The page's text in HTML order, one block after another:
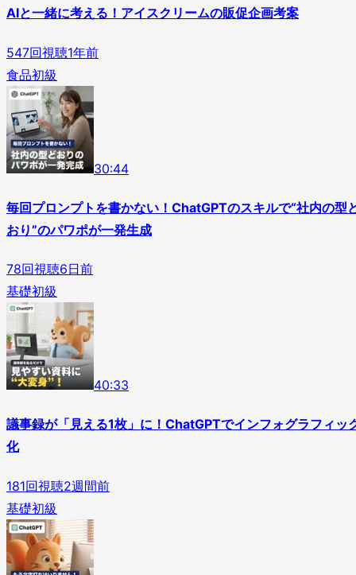
AIと一緒に考える！アイスクリームの販促企画考案
547回視聴1年前
食品初級
30:44
毎回プロンプトを書かない！ChatGPTのスキルで“社内の型
おり”のパワポが一発生成
78回視聴6日前
基礎初級
40:33
議事録が「見える1枚」に！ChatGPTでインフォグラフィッ
化
181回視聴2週間前
基礎初級